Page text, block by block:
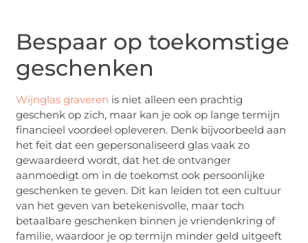
Bespaar op toekomstige
geschenken
Wijnglas graveren is niet alleen een prachtig
geschenk op zich, maar kan je ook op lange termijn
financieel voordeel opleveren. Denk bijvoorbeeld aan
het feit dat een gepersonaliseerd glas vaak zo
gewaardeerd wordt, dat het de ontvanger
aanmoedigt om in de toekomst ook persoonlijke
geschenken te geven. Dit kan leiden tot een cultuur
van het geven van betekenisvolle, maar toch
betaalbare geschenken binnen je vriendenkring of
familie, waardoor je op termijn minder geld uitgeeft